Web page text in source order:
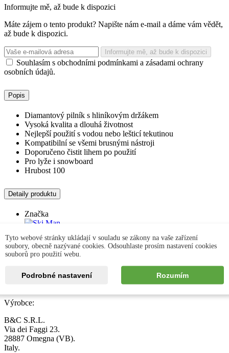
Informujte mě, až bude k dispozici
Máte zájem o tento produkt? Napište nám e-mail a dáme vám vědět,
až bude k dispozici.
Informujte mě, až bude k dispozici
Souhlasím s obchodními podmínkami a zásadami ochrany
osobních údajů.
Popis
Diamantový pilník s hliníkovým držákem
Vysoká kvalita a dlouhá životnost
Nejlepší použití s vodou nebo lešticí tekutinou
Kompatibilní se všemi brusnými nástroji
Doporučeno čistit lihem po použití
Pro lyže i snowboard
Hrubost 100
Detaily produktu
Značka
SM10100W
ean13
8058983780732
Výrobce:
B&C S.R.L.
Via dei Faggi 23.
28887 Omegna (VB).
Italy.
Tyto webové stránky ukládají v souladu se zákony na vaše zařízení
soubory, obecně nazývané cookies. Odsouhlaste prosím nastavení cookies
souborů pro použití webu.
Podrobné nastavení Rozumím